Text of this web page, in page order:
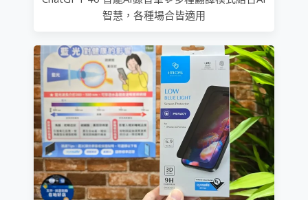
智慧，各種場合皆適用